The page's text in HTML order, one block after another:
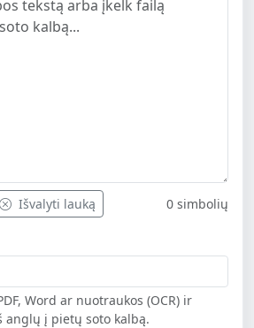
Išvalyti lauką 0 simbolių
Word ar nuotraukos (OCR) ir
anglų į pietų soto kalbą.